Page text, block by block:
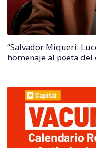
“Salvador Miqueri:
homenaje al poeta del